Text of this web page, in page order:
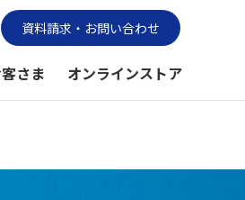
さま オンラインストア
資料請求・お問い合わせ